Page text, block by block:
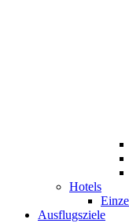
Hotels
Ausflugsziele